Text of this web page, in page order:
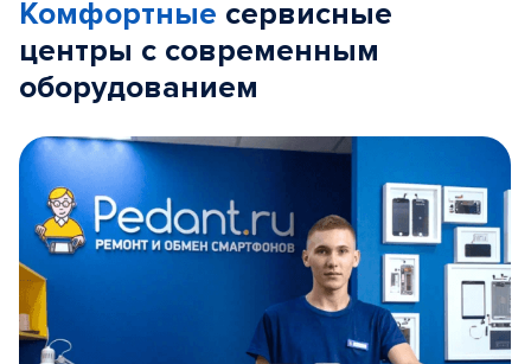
Комфортные сервисные
центры с современным
оборудованием